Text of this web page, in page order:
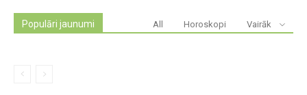
Populāri jaunumi All Horoskopi Vairāk